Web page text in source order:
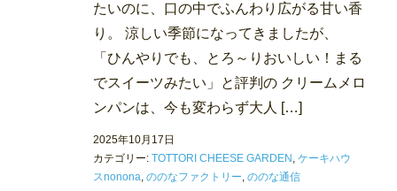
たいのに、口の中でふんわり広がる甘い香
り。 涼しい季節になってきましたが、
「ひんやりでも、とろ～りおいしい！まる
でスイーツみたい」と評判の クリームメロ
ンパンは、今も変わらず大人 […]
2025年10月17日
カテゴリー: TOTTORI CHEESE GARDEN , ケーキハウ
スnonona, ののなファクトリー, ののな通信